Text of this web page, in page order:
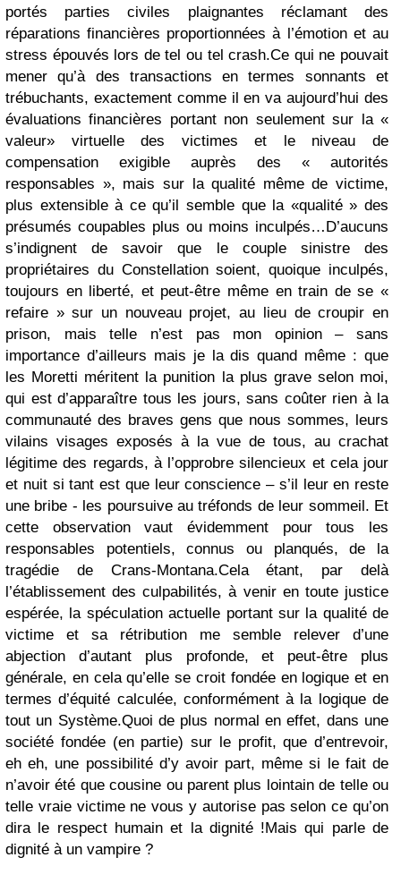
portés parties civiles plaignantes réclamant des
réparations financières proportionnées à l’émotion et au
stress épouvés lors de tel ou tel crash.Ce qui ne pouvait
mener qu’à des transactions en termes sonnants et
trébuchants, exactement comme il en va aujourd’hui des
évaluations financières portant non seulement sur la «
valeur» virtuelle des victimes et le niveau de
compensation exigible auprès des « autorités
responsables », mais sur la qualité même de victime,
plus extensible à ce qu’il semble que la «qualité » des
présumés coupables plus ou moins inculpés…D’aucuns
s’indignent de savoir que le couple sinistre des
propriétaires du Constellation soient, quoique inculpés,
toujours en liberté, et peut-être même en train de se «
refaire » sur un nouveau projet, au lieu de croupir en
prison, mais telle n’est pas mon opinion – sans
importance d’ailleurs mais je la dis quand même : que
les Moretti méritent la punition la plus grave selon moi,
qui est d’apparaître tous les jours, sans coûter rien à la
communauté des braves gens que nous sommes, leurs
vilains visages exposés à la vue de tous, au crachat
légitime des regards, à l’opprobre silencieux et cela jour
et nuit si tant est que leur conscience – s’il leur en reste
une bribe - les poursuive au tréfonds de leur sommeil. Et
cette observation vaut évidemment pour tous les
responsables potentiels, connus ou planqués, de la
tragédie de Crans-Montana.Cela étant, par delà
l’établissement des culpabilités, à venir en toute justice
espérée, la spéculation actuelle portant sur la qualité de
victime et sa rétribution me semble relever d’une
abjection d’autant plus profonde, et peut-être plus
générale, en cela qu’elle se croit fondée en logique et en
termes d’équité calculée, conformément à la logique de
tout un Système.Quoi de plus normal en effet, dans une
société fondée (en partie) sur le profit, que d’entrevoir,
eh eh, une possibilité d’y avoir part, même si le fait de
n’avoir été que cousine ou parent plus lointain de telle ou
telle vraie victime ne vous y autorise pas selon ce qu’on
dira le respect humain et la dignité !Mais qui parle de
dignité à un vampire ?